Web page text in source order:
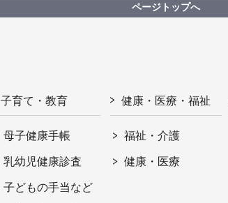
ページトップへ
子育て・教育
母子健康手帳
乳幼児健康診査
子どもの手当など
健康・医療・福祉
福祉・介護
健康・医療